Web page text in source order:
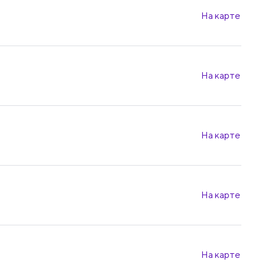
На карте
На карте
На карте
На карте
На карте